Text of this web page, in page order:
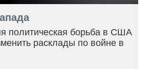
политическая борьба в США
расклады по войне в